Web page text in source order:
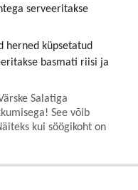
serveeritakse
herned küpsetatud
basmati riisi ja
Salatiga
See võib
kui söögikoht on